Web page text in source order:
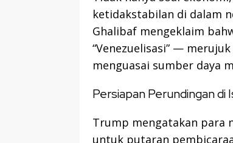
ketidakstabilan di dalam
Ghalibaf mengeklaim
“Venezuelisasi” —
menguasai sumber daya
Persiapan Perundingan di
Trump mengatakan para
untuk putaran